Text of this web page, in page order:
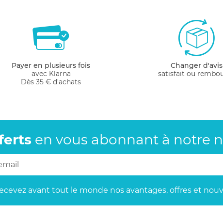
Il n'y a pas de coutures qui pourraient blesser la
mais les mamans aiment les habiller comme de jolies
Payer en plusieurs fois
avec Klarna
Dès 35 € d'achats
Changer d'avis
satisfait ou
en vous abonnantà notre
avant tout le monde nos avantages, offres et